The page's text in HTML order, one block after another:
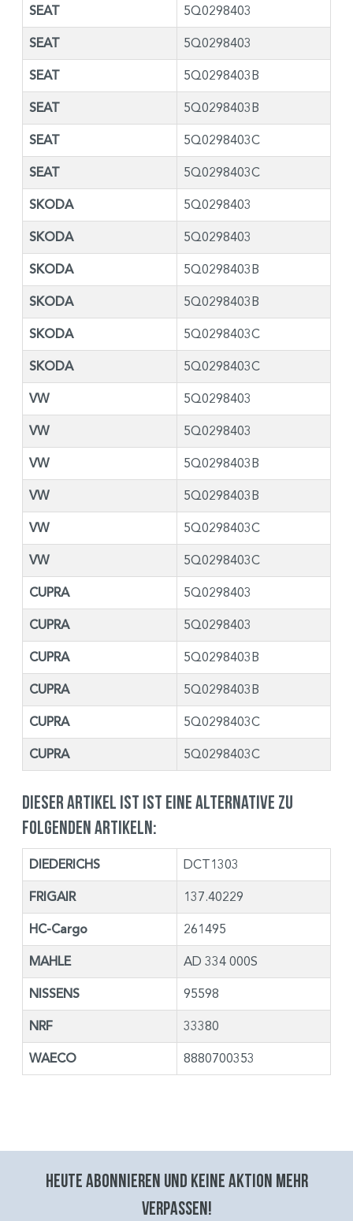
SEAT 5Q0298403
SEAT 5Q0298403
SEAT 5Q0298403B
SEAT 5Q0298403B
SEAT 5Q0298403C
SEAT 5Q0298403C
SKODA 5Q0298403
SKODA 5Q0298403
SKODA 5Q0298403B
SKODA 5Q0298403B
SKODA 5Q0298403C
SKODA 5Q0298403C
VW 5Q0298403
VW 5Q0298403
VW 5Q0298403B
VW 5Q0298403B
VW 5Q0298403C
VW 5Q0298403C
CUPRA 5Q0298403
CUPRA 5Q0298403
CUPRA 5Q0298403B
CUPRA 5Q0298403B
CUPRA 5Q0298403C
CUPRA 5Q0298403C
Dieser Artikel ist ist eine Alternative zu
folgenden Artikeln:
DIEDERICHS DCT1303
FRIGAIR 137.40229
HC-Cargo 261495
MAHLE AD 334 000S
NISSENS 95598
NRF 33380
WAECO 8880700353
Heute abonnieren und keine aktion mehr
verpassen!